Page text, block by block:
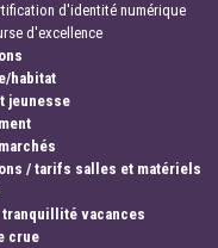
d'identité numérique
d'excellence
habitat
jeunesse
/ tarifs salles et matériels
tranquillité vacances
crue